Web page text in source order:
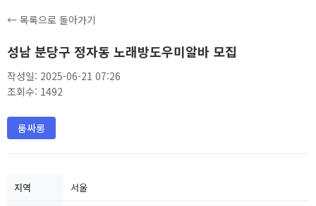
← 목록으로 돌아가기
성남 분당구 정자동 노래방도우미알바 모집
작성일: 2025-06-21 07:26
조회수: 1492
룸싸롱
지역
서울